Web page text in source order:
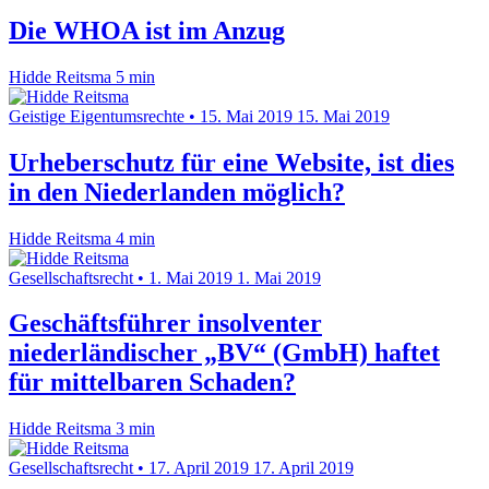
Die WHOA ist im Anzug
Hidde Reitsma 5 min
Geistige Eigentumsrechte • 15. Mai 2019 15. Mai 2019
Urheberschutz für eine Website, ist dies
in den Niederlanden möglich?
Hidde Reitsma 4 min
Gesellschaftsrecht • 1. Mai 2019 1. Mai 2019
Geschäftsführer insolventer
niederländischer „BV“ (GmbH) haftet
für mittelbaren Schaden?
Hidde Reitsma 3 min
Gesellschaftsrecht • 17. April 2019 17. April 2019